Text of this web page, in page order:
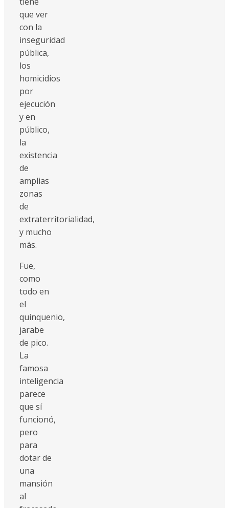
que ver
con la
inseguridad
pública,
los
homicidios
por
ejecución
y en
público,
la
existencia
de
amplias
zonas
de
extraterritorialidad,
y mucho
más.
Fue,
como
todo en
el
quinquenio,
jarabe
de pico.
La
famosa
inteligencia
parece
que sí
funcionó,
pero
para
dotar de
una
mansión
al